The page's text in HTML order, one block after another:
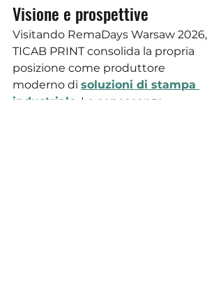
Visione e prospettive
Visitando RemaDays Warsaw 2026,
TICAB PRINT consolida la propria
posizione come produttore
moderno di soluzioni di stampa
industriale . Le conoscenze